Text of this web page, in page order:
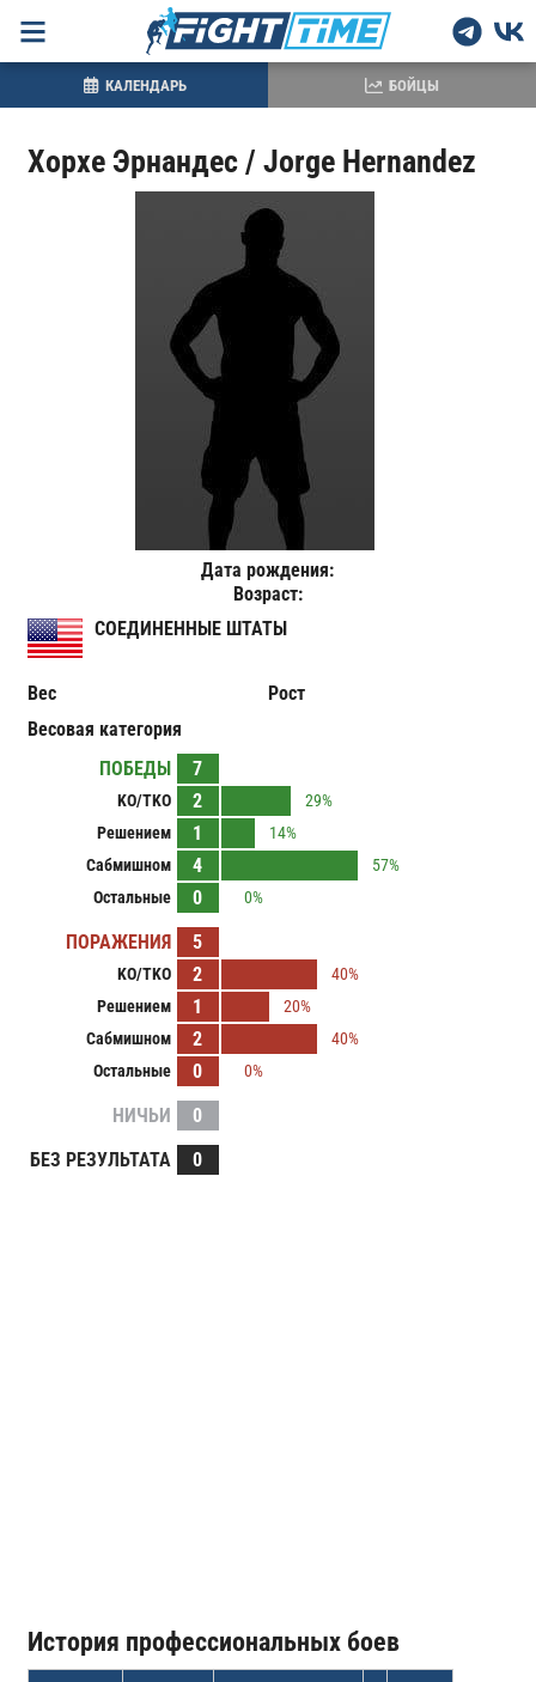
Хорхе Эрнандес / Jorge Hernandez
Дата рождения:
Возраст:
СОЕДИНЕННЫЕ ШТАТЫ
Вес
Рост
Весовая категория
ПОБЕДЫ
7
KO/TKO 2
29%
Решением
1
14%
Сабмишном
4
57%
Остальные
0 0%
ПОРАЖЕНИЯ 5
KO/TKO 2
40%
Решением
1
20%
Сабмишном
2
40%
Остальные
0 0%
НИЧЬИ
0
БЕЗ РЕЗУЛЬТАТА
0
История профессиональных боев
КАЛЕНДАРЬ БОЙЦЫ